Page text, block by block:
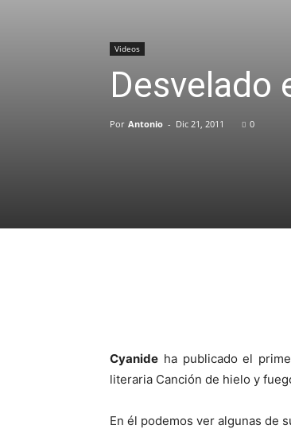
Videos
Desvelado
Por Antonio - Dic 21, 2011 0
Cyanide ha publicado el
literaria Canción de hielo y
En él podemos ver algunas de